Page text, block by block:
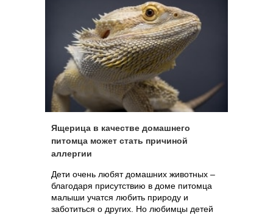
Ящерица в качестве домашнего
питомца может стать причиной
аллергии
Дети очень любят домашних животных –
благодаря присутствию в доме питомца
малыши учатся любить природу и
заботиться о других. Но любимцы детей